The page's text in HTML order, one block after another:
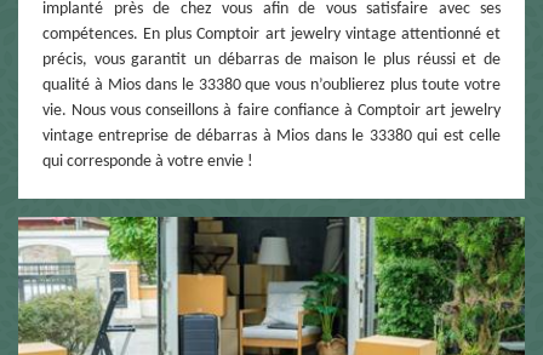
implanté près de chez vous afin de vous satisfaire avec ses
compétences. En plus Comptoir art jewelry vintage attentionné et
précis, vous garantit un débarras de maison le plus réussi et de
qualité à Mios dans le 33380 que vous n’oublierez plus toute votre
vie. Nous vous conseillons à faire confiance à Comptoir art jewelry
vintage entreprise de débarras à Mios dans le 33380 qui est celle
qui corresponde à votre envie !